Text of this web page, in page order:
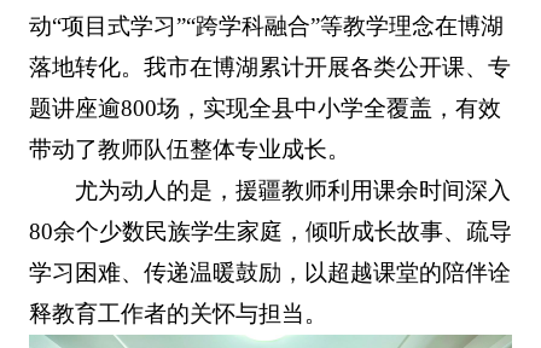
动“项目式学习”“跨学科融合”等教学理念在博湖
落地转化。我市在博湖累计开展各类公开课、专
题讲座逾800场，实现全县中小学全覆盖，有效
带动了教师队伍整体专业成长。
尤为动人的是，援疆教师利用课余时间深入
80余个少数民族学生家庭，倾听成长故事、疏导
学习困难、传递温暖鼓励，以超越课堂的陪伴诠
释教育工作者的关怀与担当。